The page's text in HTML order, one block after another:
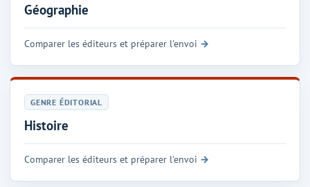
Géographie
Comparer les éditeurs et préparer l'envoi
GENRE ÉDITORIAL
Histoire
Comparer les éditeurs et préparer l'envoi